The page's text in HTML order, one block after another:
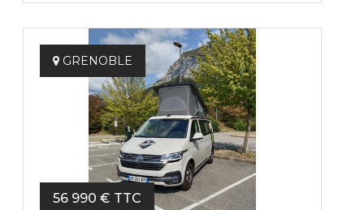
GRENOBLE
56 990 € TTC